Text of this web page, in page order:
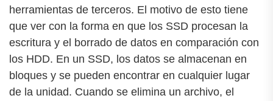
herramientas de terceros. El motivo de esto tiene
que ver con la forma en que los SSD procesan la
escritura y el borrado de datos en comparación con
los HDD. En un SSD, los datos se almacenan en
bloques y se pueden encontrar en cualquier lugar
de la unidad. Cuando se elimina un archivo, el